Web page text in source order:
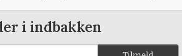
i indbakken